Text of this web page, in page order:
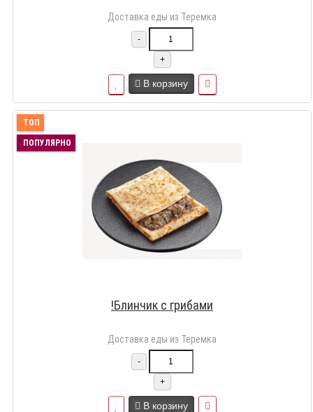
Доставка еды из Теремка
-
+
В корзину
ТОП
ПОПУЛЯРНО
!Блинчик с грибами
Доставка еды из Теремка
-
+
В корзину